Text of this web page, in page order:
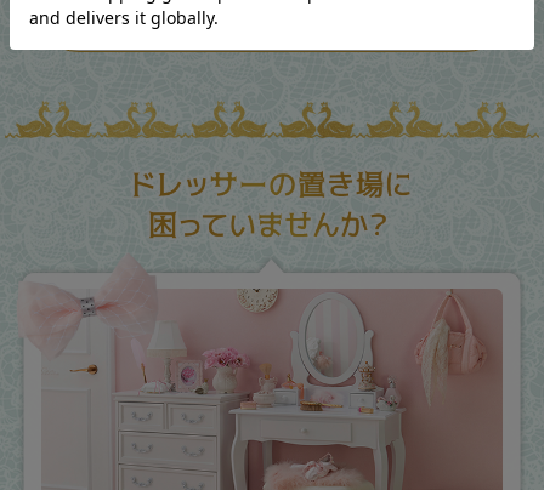
17,380
円(税込)